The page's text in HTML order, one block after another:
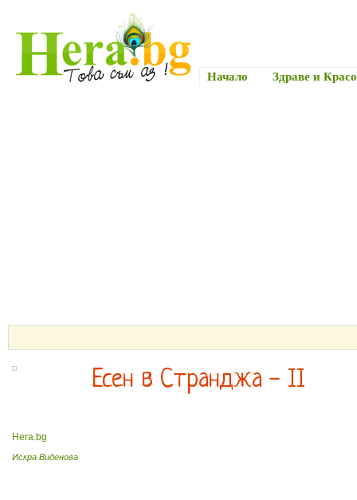
Начало Здраве и
Есен в Странджа - II
Hera.bg
Искра Виденова